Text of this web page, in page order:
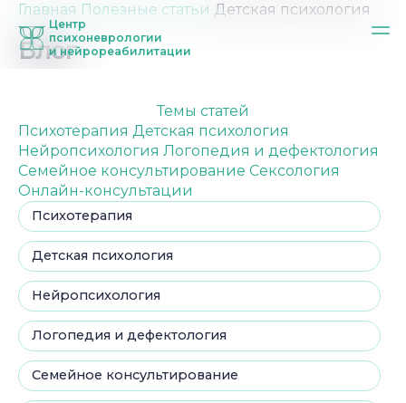
Центр
психоневрологии
и нейрореабилитации
Главная Полезные статьи Детская психология
Блог
Темы статей
Психотерапия Детская психология
Нейропсихология Логопедия и дефектология
Семейное консультирование Сексология
Онлайн-консультации
Психотерапия
Детская психология
Нейропсихология
Логопедия и дефектология
Семейное консультирование